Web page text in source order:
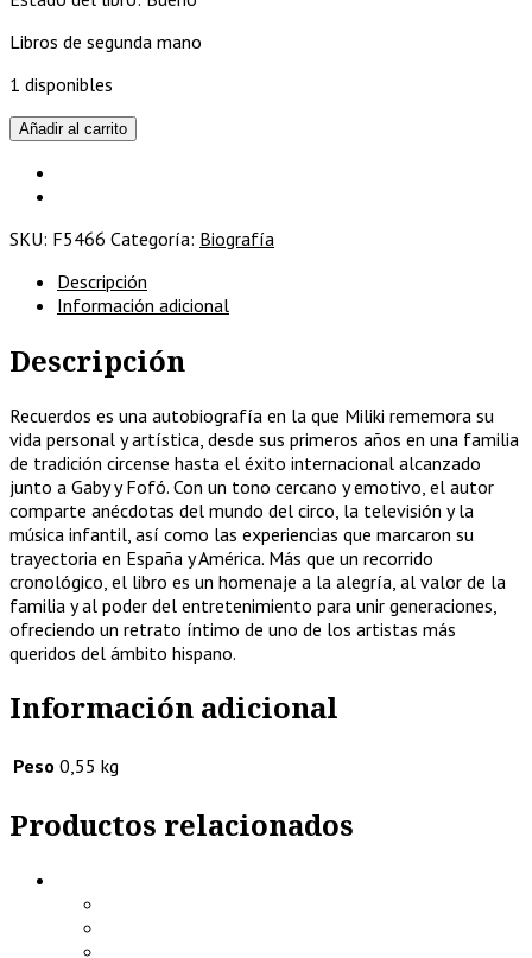
Libros de segunda mano
1 disponibles
Miliki:
Recuerdos
cantidad
Añadir al carrito
SKU: F5466 Categoría: Biografía
Descripción
Información adicional
Descripción
Recuerdos es una autobiografía en la que Miliki rememora su
vida personal y artística, desde sus primeros años en una familia
de tradición circense hasta el éxito internacional alcanzado
junto a Gaby y Fofó. Con un tono cercano y emotivo, el autor
comparte anécdotas del mundo del circo, la televisión y la
música infantil, así como las experiencias que marcaron su
trayectoria en España y América. Más que un recorrido
cronológico, el libro es un homenaje a la alegría, al valor de la
familia y al poder del entretenimiento para unir generaciones,
ofreciendo un retrato íntimo de uno de los artistas más
queridos del ámbito hispano.
Información adicional
Peso 0,55 kg
Productos relacionados